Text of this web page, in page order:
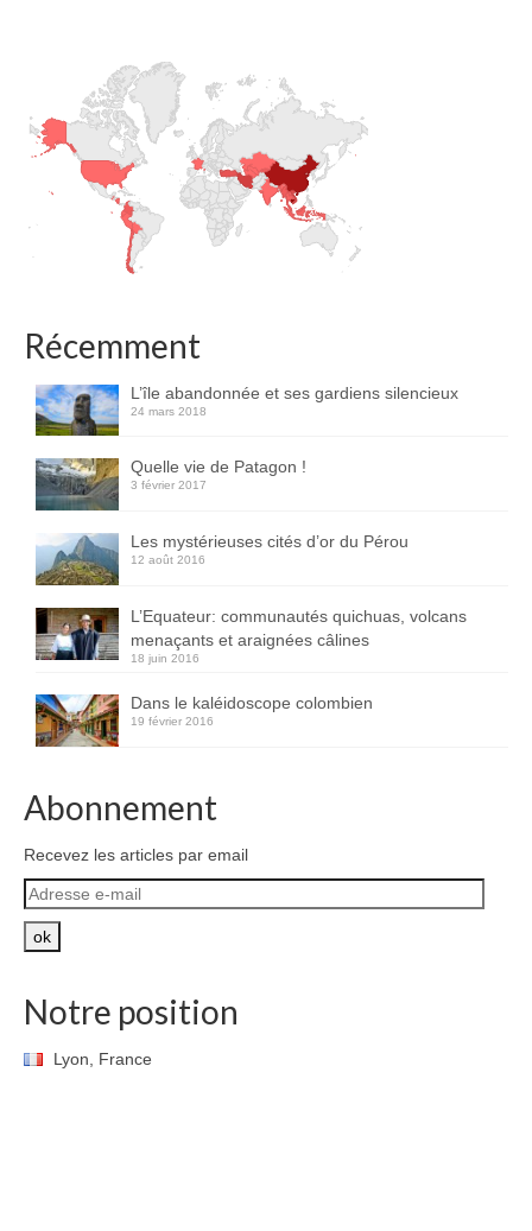
Récemment
L’île abandonnée et ses gardiens silencieux
24 mars 2018
Quelle vie de Patagon !
3 février 2017
Les mystérieuses cités d’or du Pérou
12 août 2016
L’Equateur: communautés quichuas, volcans
menaçants et araignées câlines
18 juin 2016
Dans le kaléidoscope colombien
19 février 2016
Abonnement
Recevez les articles par email
Adresse
e-
mail
ok
Notre position
Lyon, France